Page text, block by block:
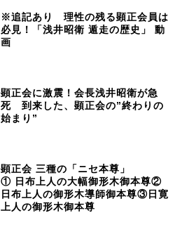
※追記あり 理性の残る顕正会員は
必見！「浅井昭衛 遁走の歴史」 動
画
顕正会に激震！会長浅井昭衛が急
死 到来した、顕正会の”終わりの
始まり”
顕正会 三種の「ニセ本尊」
① 日布上人の大幅御形木御本尊②
日布上人の御形木導師御本尊③日寛
上人の御形木御本尊